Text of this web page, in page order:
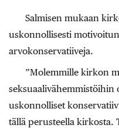
Salmisen mukaan
uskonnollisesti
arvokonservatiiveja.
”Molemmille kirkon
seksuaalivähemmistöihin
uskonnolliset
tällä perusteella kirkosta.